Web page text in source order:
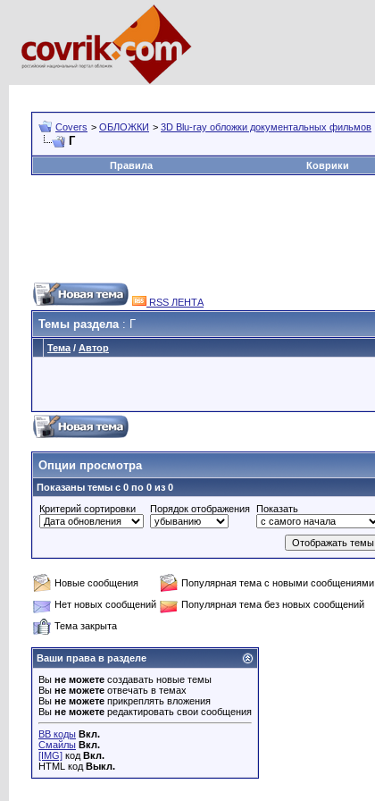
Covers > ОБЛОЖКИ > 3D Blu-ray обложки документальных фильмов
Г
Правила
Коврики
RSS ЛЕНТА
Темы раздела: Г
Тема / Автор
Опции просмотра
Показаны темы с 0 по 0 из 0
Критерий сортировки
Порядок отображения Показать
Новые сообщения
Популярная тема с новыми сообщениями
Нет новых сообщений
Популярная тема без новых сообщений
Тема закрыта
Ваши права в разделе
Вы не можете создавать новые темы
Вы не можете отвечать в темах
Вы не можете прикреплять вложения
Вы не можете редактировать свои сообщения
BB коды Вкл.
Смайлы Вкл.
[IMG] код Вкл.
HTML код Выкл.